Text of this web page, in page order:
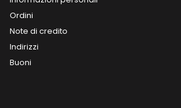
Ordini
Note di credito
Indirizzi
Buoni